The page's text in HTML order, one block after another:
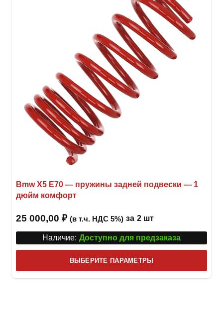
Bmw X5 E70 — пружины задней подвески — 1
дюйм комфорт
25 000,00 ₽ (в т.ч. НДС 5%) за 2 шт
Наличие: Доступно для предзаказа
ВЫБЕРИТЕ ПАРАМЕТРЫ
товар